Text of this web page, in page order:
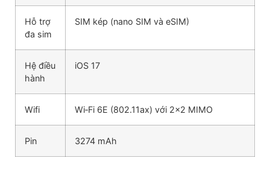
Hỗ trợ
đa sim
SIM kép (nano SIM và eSIM)
Hệ điều
hành
iOS 17
Wifi Wi‑Fi 6E (802.11ax) với 2×2 MIMO
Pin 3274 mAh